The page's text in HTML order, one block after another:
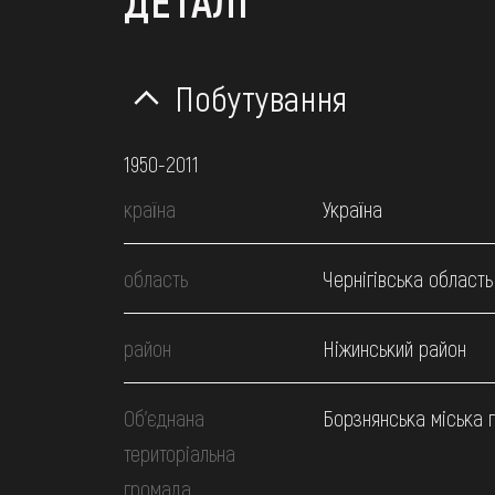
Побутування
1950-2011
країна
Україна
область Чернігівська область
район Ніжинський район
Об’єднана
територіальна
громада
Борзнянська міська